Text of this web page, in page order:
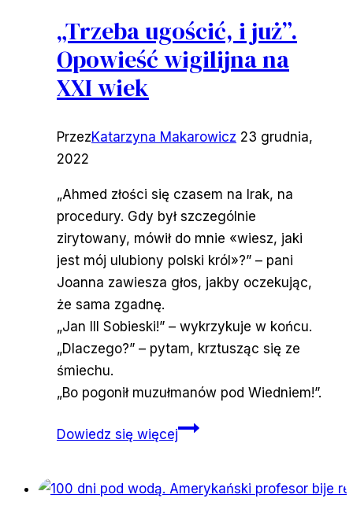
„Trzeba ugościć, i już”.
Opowieść wigilijna na
XXI wiek
PrzezKatarzyna Makarowicz 23 grudnia,
2022
„Ahmed złości się czasem na Irak, na
procedury. Gdy był szczególnie
zirytowany, mówił do mnie «wiesz, jaki
jest mój ulubiony polski król»?” – pani
Joanna zawiesza głos, jakby oczekując,
że sama zgadnę.
„Jan III Sobieski!” – wykrzykuje w końcu.
„Dlaczego?” – pytam, krztusząc się ze
śmiechu.
„Bo pogonił muzułmanów pod Wiedniem!”.
Dowiedz się więcej„Trzeba
Opowieść